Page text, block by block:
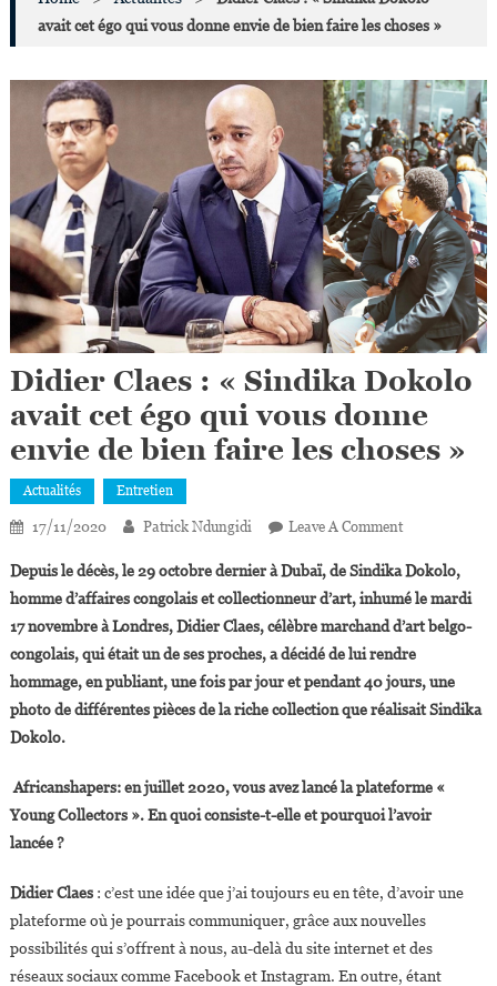
avait cet égo qui vous donne envie de bien faire les choses »
Didier Claes : « Sindika Dokolo
avait cet égo qui vous donne
envie de bien faire les choses »
Actualités Entretien
17/11/2020 Patrick Ndungidi Leave A CommentOn
Claes :
« Sindika
Dokolo
Avait
Cet
Égo
Donne
Envie
Faire
Depuis le décès, le 29 octobre dernier à Dubaï, de Sindika Dokolo,
homme d’affaires congolais et collectionneur d’art, inhumé le mardi
17 novembre à Londres, Didier Claes, célèbre marchand d’art belgo-
congolais, qui était un de ses proches, a décidé de lui rendre
hommage, en publiant, une fois par jour et pendant 40 jours, une
photo de différentes pièces de la riche collection que réalisait Sindika
Dokolo.
Africanshapers: en juillet 2020, vous avez lancé la plateforme «
Young Collectors ». En quoi consiste-t-elle et pourquoi l’avoir
lancée ?
Didier Claes: c’est une idée que j’ai toujours eu en tête, d’avoir une
plateforme où je pourrais communiquer, grâce aux nouvelles
possibilités qui s’offrent à nous, au-delà du site internet et des
réseaux sociaux comme Facebook et Instagram. En outre, étant